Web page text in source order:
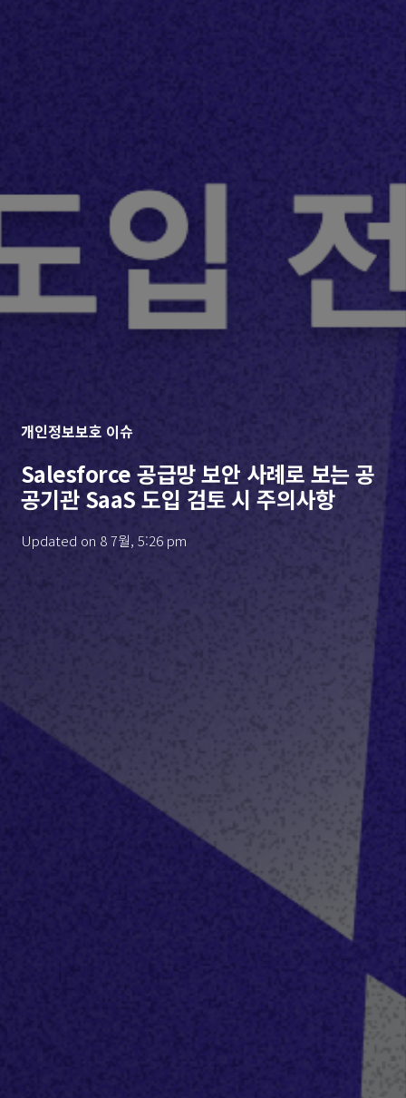
개인정보보호 이슈
Salesforce 공급망 보안 사례로 보는 공
공기관 SaaS 도입 검토 시 주의사항
Updated on 8 7월, 5:26 pm